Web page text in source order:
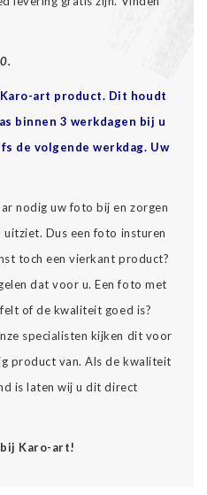
art product. Dit houdt
binnen 3 werkdagen bij u
de volgende werkdag. Uw
nodig uw foto bij en zorgen
Dus een foto insturen
toch een vierkant product?
dat voor u. Een foto met
of de kwaliteit goed is?
specialisten kijken dit voor
product van. Als de kwaliteit
is laten wij u dit direct
Karo-art!